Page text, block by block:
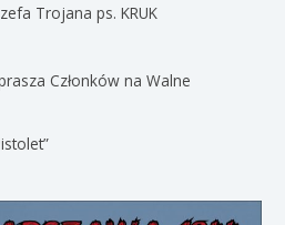
Trojana ps. KRUK
Członków na Walne